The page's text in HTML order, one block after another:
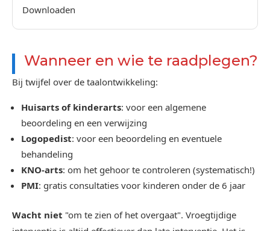
Downloaden
Wanneer en wie te raadplegen?
Bij twijfel over de taalontwikkeling:
Huisarts of kinderarts: voor een algemene
beoordeling en een verwijzing
Logopedist: voor een beoordeling en eventuele
behandeling
KNO-arts: om het gehoor te controleren (systematisch!)
PMI: gratis consultaties voor kinderen onder de 6 jaar
Wacht niet "om te zien of het overgaat". Vroegtijdige